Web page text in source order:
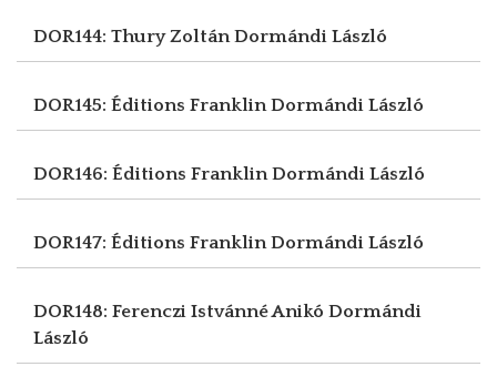
DOR144: Thury ZoltánDormándi László
DOR145: Éditions FranklinDormándi László
DOR146: Éditions FranklinDormándi László
DOR147: Éditions FranklinDormándi László
DOR148: Ferenczi Istvánné Anikó Dormándi
László